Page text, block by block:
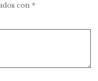
con *